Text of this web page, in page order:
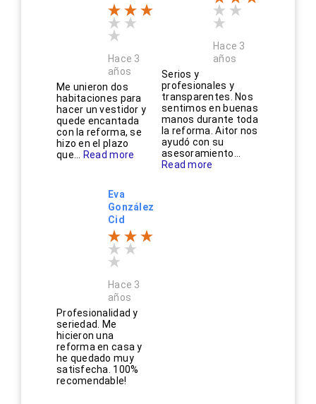
Hace 3
años
Me unieron dos
habitaciones para
hacer un vestidor y
quede encantada
con la reforma, se
hizo en el plazo
que...
Read more
Hace 3
años
Serios y
profesionales y
transparentes. Nos
sentimos en buenas
manos durante toda
la reforma. Aitor nos
ayudó con su
asesoramiento...
Read more
Eva
González
Cid
Hace 3
años
Profesionalidad y
seriedad. Me
hicieron una
reforma en casa y
he quedado muy
satisfecha. 100%
recomendable!